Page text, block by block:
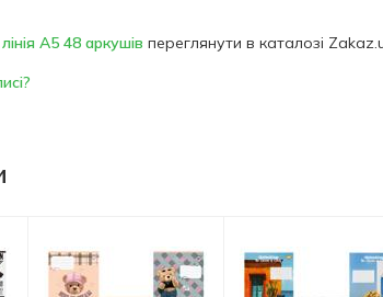
А5 48 аркушів переглянути в каталозі